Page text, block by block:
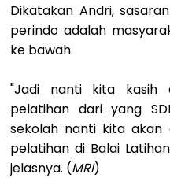
Dikatakan Andri,
perindo adalah
ke bawah.
"Jadi nanti kita kasih
pelatihan dari yang
sekolah nanti kita akan
pelatihan di Balai
jelasnya. (MRI)